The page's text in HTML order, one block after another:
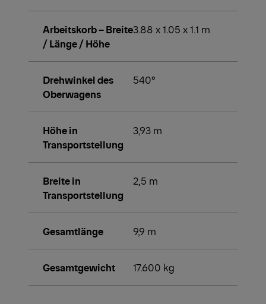
Arbeitskorb – Breite
/ Länge / Höhe
3.88 x 1.05 x 1.1 m
Drehwinkel des
Oberwagens
540°
Höhe in
Transportstellung
3,93 m
Breite in
Transportstellung
2,5 m
Gesamtlänge 9,9 m
Gesamtgewicht 17.600 kg